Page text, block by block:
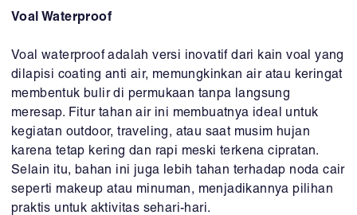
Voal Waterproof
Voal waterproof adalah versi inovatif dari kain voal yang
dilapisi coating anti air, memungkinkan air atau keringat
membentuk bulir di permukaan tanpa langsung
meresap. Fitur tahan air ini membuatnya ideal untuk
kegiatan outdoor, traveling, atau saat musim hujan
karena tetap kering dan rapi meski terkena cipratan.
Selain itu, bahan ini juga lebih tahan terhadap noda cair
seperti makeup atau minuman, menjadikannya pilihan
praktis untuk aktivitas sehari-hari.